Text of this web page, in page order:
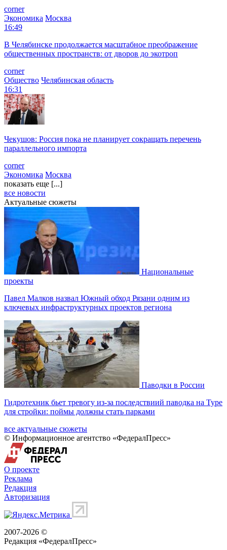
corner
Экономика Москва
16:49
В Челябинске продолжается масштабное преображение
общественных пространств: от дворов до экотроп
corner
Общество Челябинская область
16:31
Чекушов: Россия пока не планирует сокращать перечень
параллельного импорта
corner
Экономика Москва
показать еще [...]
все новости
Актуальные сюжеты
Национальные
проекты
Павел Малков назвал Южный обход Рязани одним из
ключевых инфраструктурных проектов региона
Паводки в России
Гидротехник бьет тревогу из-за последствиий паводка на Туре
для стройки: поймы должны стать парками
все актуальные сюжеты
© Информационное агентство «ФедералПресс»
О проекте
Реклама
Редакция
Авторизация
2007-2026 ©
Редакция «ФедералПресс»